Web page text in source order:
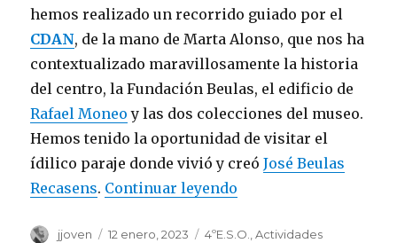
hemos realizado un recorrido guiado por el
CDAN, de la mano de Marta Alonso, que nos ha
contextualizado maravillosamente la historia
del centro, la Fundación Beulas, el edificio de
Rafael Moneo y las dos colecciones del museo.
Hemos tenido la oportunidad de visitar el
ídilico paraje donde vivió y creóJosé Beulas
Recasens. Continuar leyendo
Autor
jjoven
Publicado
12 enero, 2023 Categorías
4ºE.S.O. ,Actividades